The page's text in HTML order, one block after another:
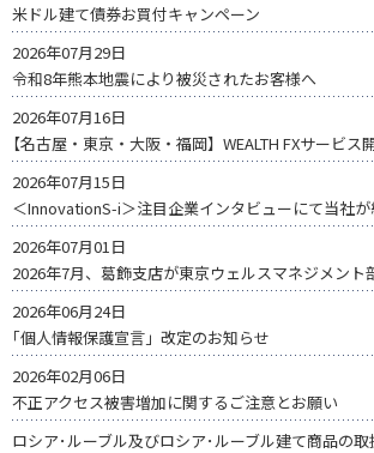
米ドル建て債券お買付キャンペーン
2026年07月29日
令和8年熊本地震により被災されたお客様へ
2026年07月16日
【名古屋・東京・大阪・福岡】WEALTH FXサービス開
2026年07月15日
＜InnovationS-i＞注目企業インタビューにて当社
2026年07月01日
2026年7月、葛飾支店が東京ウェルスマネジメント部として生
2026年06月24日
「個人情報保護宣言」改定のお知らせ
2026年02月06日
不正アクセス被害増加に関するご注意とお願い
ロシア･ルーブル及びロシア･ルーブル建て商品の取扱い等に